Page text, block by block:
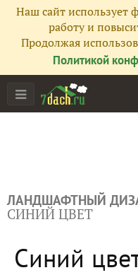
Наш сайт использует
работу и
Продолжая
Политикой
ЛАНДШАФТНЫЙ
СИНИЙ ЦВЕТ
Синий